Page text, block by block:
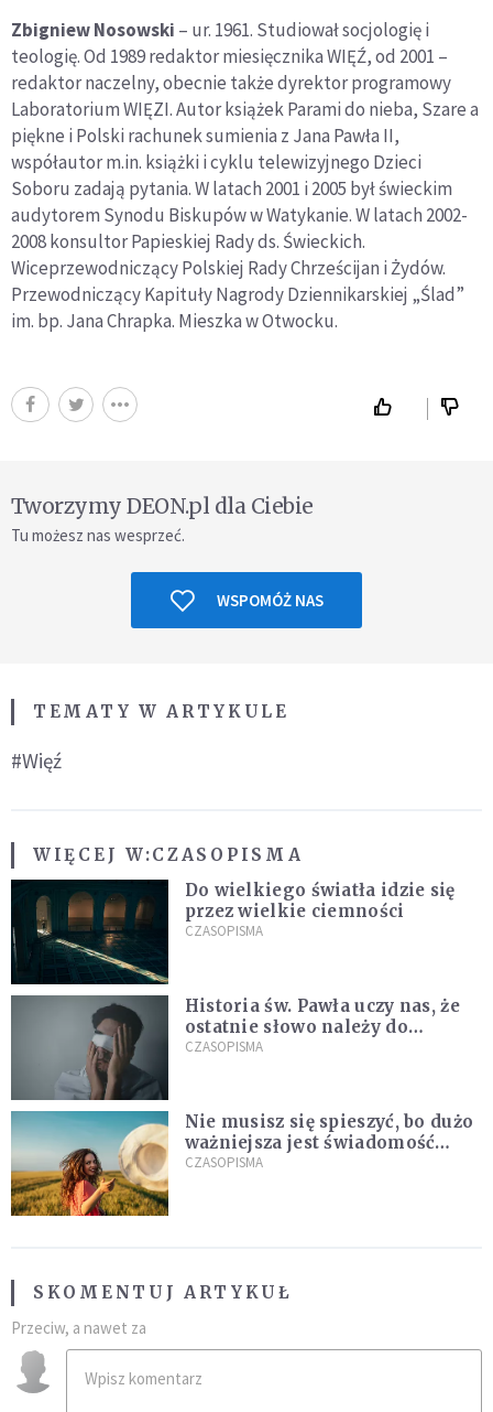
Zbigniew Nosowski – ur. 1961. Studiował socjologię i
teologię. Od 1989 redaktor miesięcznika WIĘŹ, od 2001 –
redaktor naczelny, obecnie także dyrektor programowy
Laboratorium WIĘZI. Autor książek Parami do nieba, Szare a
piękne i Polski rachunek sumienia z Jana Pawła II,
współautor m.in. książki i cyklu telewizyjnego Dzieci
Soboru zadają pytania. W latach 2001 i 2005 był świeckim
audytorem Synodu Biskupów w Watykanie. W latach 2002-
2008 konsultor Papieskiej Rady ds. Świeckich.
Wiceprzewodniczący Polskiej Rady Chrześcijan i Żydów.
Przewodniczący Kapituły Nagrody Dziennikarskiej „Ślad”
im. bp. Jana Chrapka. Mieszka w Otwocku.
Tworzymy DEON.pl dla Ciebie
Tu możesz nas wesprzeć.
WSPOMÓŻ NAS
TEMATY W ARTYKULE
#Więź
WIĘCEJ W:CZASOPISMA
Do wielkiego światła idzie się
przez wielkie ciemności
CZASOPISMA
Historia św. Pawła uczy nas, że
ostatnie słowo należy do
światła, a nie do ciemności
CZASOPISMA
Nie musisz się spieszyć, bo dużo
ważniejsza jest świadomość
kierunku
CZASOPISMA
SKOMENTUJ ARTYKUŁ
Przeciw, a nawet za